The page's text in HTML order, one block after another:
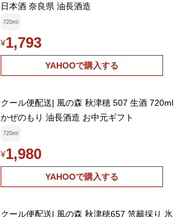
日本酒 奈良県 油長酒造
720ml
¥1,793
YAHOOで購入する
クール便配送| 風の森 秋津穂 507 生酒 720ml
かぜのもり 油長酒造 お中元ギフト
720ml
¥1,980
YAHOOで購入する
クール便配送| 風の森 秋津穂657 笊籬採り 氷